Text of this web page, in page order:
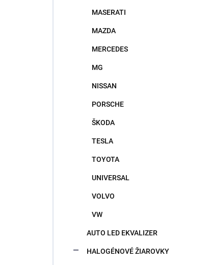
MASERATI
MAZDA
MERCEDES
MG
NISSAN
PORSCHE
ŠKODA
TESLA
TOYOTA
UNIVERSAL
VOLVO
VW
AUTO LED EKVALIZER
HALOGÉNOVÉ ŽIAROVKY